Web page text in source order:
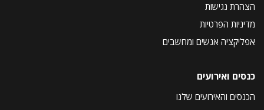
הצהרת נגישות
מדיניות הפרטיות
אפליקציה אנשים ומחשבים
כנסים ואירועים
הכנסים והאירועים שלנו